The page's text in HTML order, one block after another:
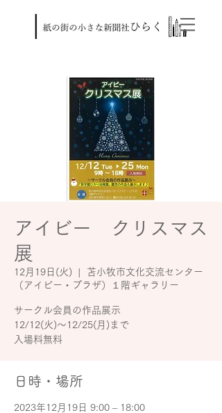
アイビー クリスマス
展
12月19日(火)
苫小牧市文化交流センター
（アイビー・プラザ）１階ギャラリー
サークル会員の作品展示
12/12(火)～12/25(月)まで
日時・場所
2023年12月19日 9:00 – 18:00